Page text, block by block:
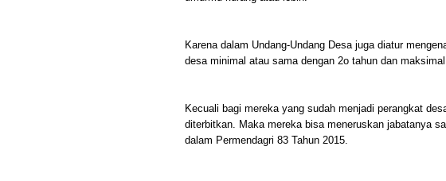
Karena dalam Undang-Undang Desa juga diatur
desa minimal atau sama dengan 2o tahun dan
Kecuali bagi mereka yang sudah menjadi perangkat
diterbitkan. Maka mereka bisa meneruskan jabatanya
dalam Permendagri 83 Tahun 2015.